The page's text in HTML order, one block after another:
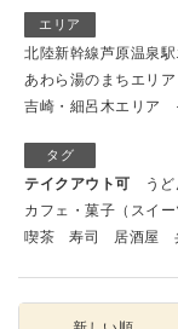
エリア
北陸新幹線芦原温泉駅
あわら湯のまちエリア
吉崎・細呂木エリア
タグ
テイクアウト可 う
カフェ・菓子（スイー
喫茶
寿司 居酒屋